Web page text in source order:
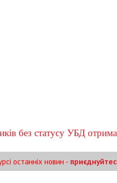
без статусу УБД
останніх новин -